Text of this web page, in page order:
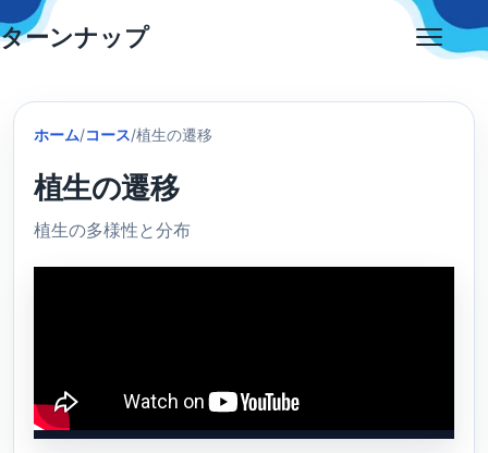
Skip
to
ターンナップ
ホーム/コース/植生の遷移
植生の遷移
植生の多様性と分布